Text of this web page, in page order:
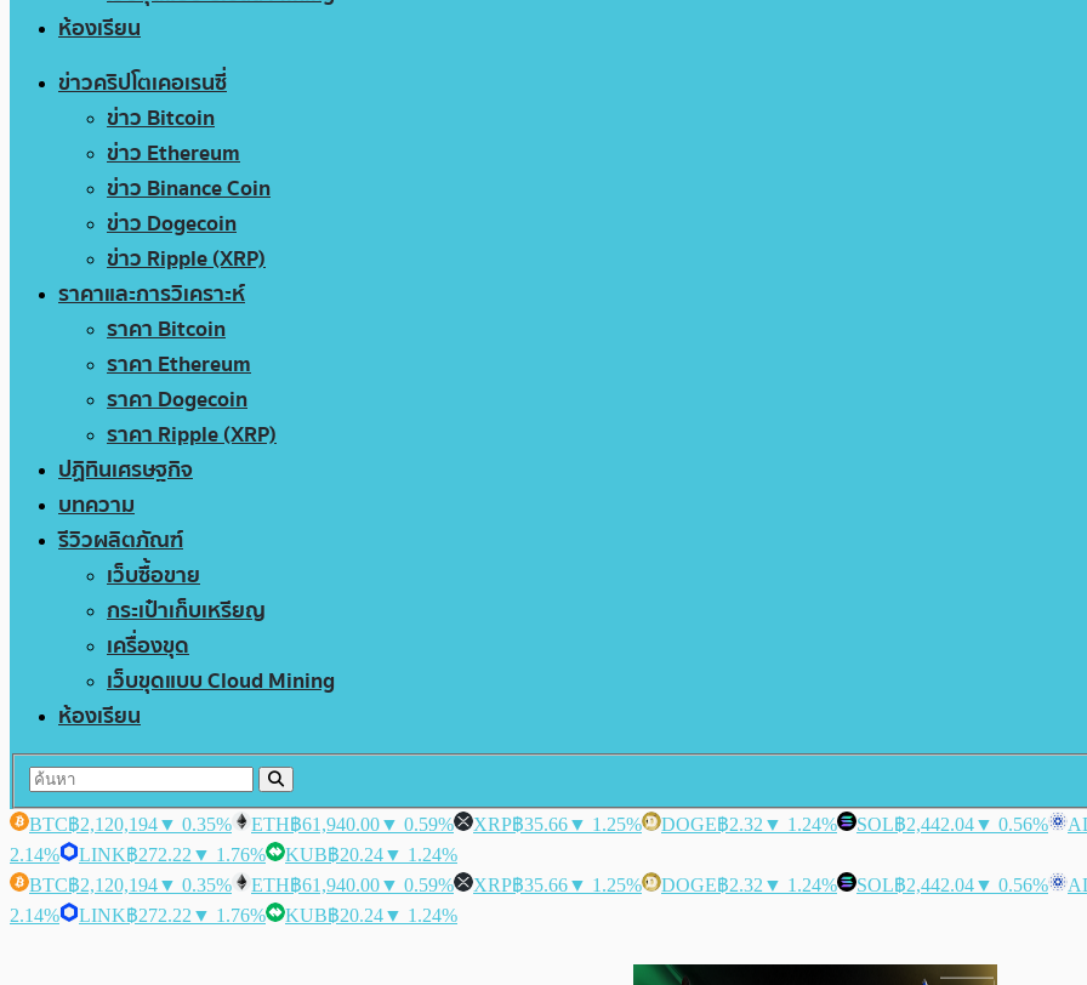
ห้องเรียน
ข่าวคริปโตเคอเรนซี่
ข่าว Bitcoin
ข่าว Ethereum
ข่าว Binance Coin
ข่าว Dogecoin
ข่าว Ripple (XRP)
ราคาและการวิเคราะห์
ราคา Bitcoin
ราคา Ethereum
ราคา Dogecoin
ราคา Ripple (XRP)
ปฏิทินเศรษฐกิจ
บทความ
รีวิวผลิตภัณฑ์
เว็บซื้อขาย
กระเป๋าเก็บเหรียญ
เครื่องขุด
เว็บขุดแบบ Cloud Mining
ห้องเรียน
BTC฿2,120,194▼ 0.35% ETH฿61,940.00▼ 0.59% XRP฿35.66▼ 1.25% DOGE฿2.32 ▼ 1.24% SOL฿2,442.04▼ 0.56%
2.14%
LINK฿272.22 ▼ 1.76% KUB฿20.24▼ 1.24%
BTC฿2,120,194▼ 0.35% ETH฿61,940.00▼ 0.59% XRP฿35.66▼ 1.25% DOGE฿2.32 ▼ 1.24% SOL฿2,442.04▼ 0.56%
2.14%
LINK฿272.22 ▼ 1.76% KUB฿20.24▼ 1.24%